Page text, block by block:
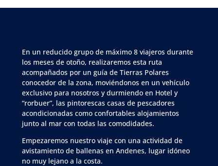
En un reducido grupo de máximo 8 viajeros durante
los meses de otoño, realizaremos esta ruta
acompañados por un guía de Tierras Polares
conocedor de la zona, moviéndonos en un vehículo
exclusivo para nosotros y durmiendo en Hotel y
“rorbuer”, las pintorescas casas de pescadores
acondicionadas como confortables alojamientos
junto al mar con todas las comodidades.
Empezaremos nuestro viaje con una actividad de
avistamiento de ballenas en Andenes, lugar idóneo
no muy lejano a la costa.